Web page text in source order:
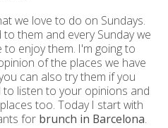
we love to do on Sundays.
them and every Sunday we
enjoy them. I'm going to
of the places we have
can also try them if you
to listen to your opinions and
too. Today I start with
for brunch in Barcelona.